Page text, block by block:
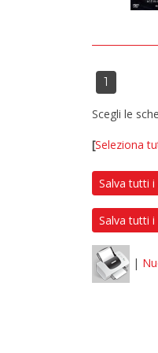
1
Scegli le
[Seleziona
Salva tutti
Salva tutti
|